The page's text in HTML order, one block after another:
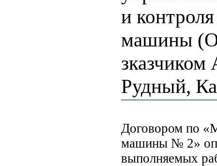
и
машины
Рудный,
Договором по
машины № 2»
выполняемых